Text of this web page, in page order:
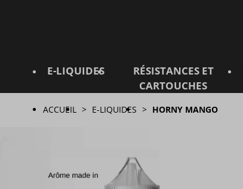
E-LIQUIDES
RÉSISTANCES ET
CARTOUCHES
ACCUEIL E-LIQUIDES HORNY MANGO